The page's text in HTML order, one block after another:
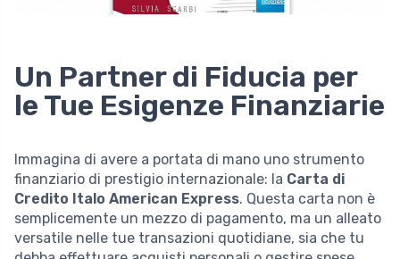
Un Partner di Fiducia per
le Tue Esigenze Finanziarie
Immagina di avere a portata di mano uno strumento
finanziario di prestigio internazionale: la Carta di
Credito Italo American Express. Questa carta non è
semplicemente un mezzo di pagamento, ma un alleato
versatile nelle tue transazioni quotidiane, sia che tu